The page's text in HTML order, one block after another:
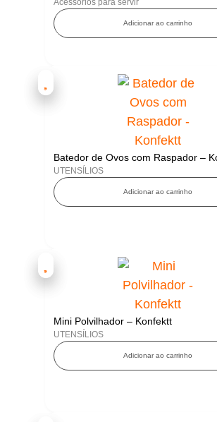
Acessórios para servir
Adicionar ao carrinho
Batedor de Ovos com Raspador –
UTENSÍLIOS
Adicionar ao carrinho
Mini Polvilhador – Konfektt
UTENSÍLIOS
Adicionar ao carrinho